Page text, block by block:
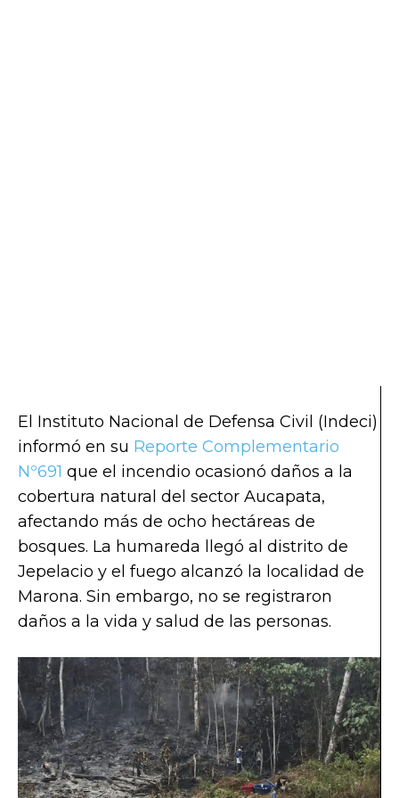
El Instituto Nacional de Defensa Civil (Indeci)
informó en su Reporte Complementario
Nº691 que el incendio ocasionó daños a la
cobertura natural del sector Aucapata,
afectando más de ocho hectáreas de
bosques. La humareda llegó al distrito de
Jepelacio y el fuego alcanzó la localidad de
Marona. Sin embargo, no se registraron
daños a la vida y salud de las personas.